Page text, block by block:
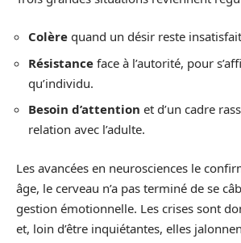
Colère quand un désir reste
Résistance face à l’autorité, pour
qu’individu.
Besoin d’attention et d’un cadre
relation avec l’adulte.
Les avancées en neurosciences le
âge, le cerveau n’a pas terminé de se
gestion émotionnelle. Les crises sont
et, loin d’être inquiétantes, elles